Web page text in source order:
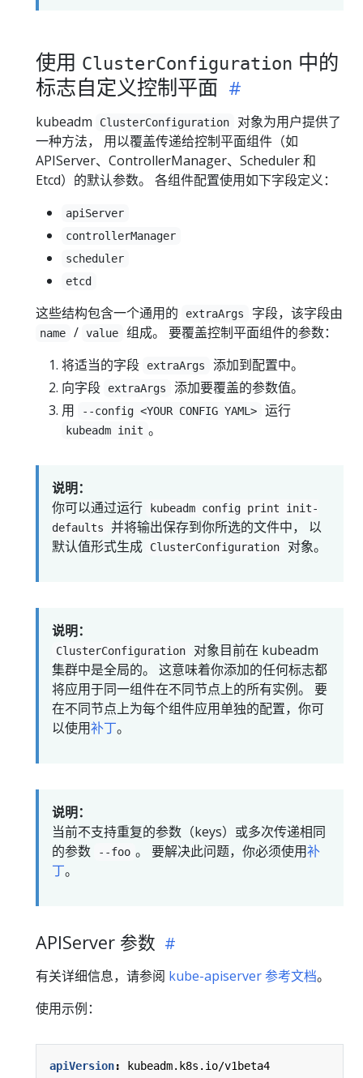
使用 ClusterConfiguration 中的
标志自定义控制平面
kubeadm ClusterConfiguration
对象为用户提供了
一种方法， 用以覆盖传递给控制平面组件（如
APIServer、ControllerManager、Scheduler 和
Etcd）的默认参数。 各组件配置使用如下字段定义：
apiServer
controllerManager
scheduler
etcd
这些结构包含一个通用的 extraArgs 字段，该字段由
name / value
组成。 要覆盖控制平面组件的参数：
将适当的字段
extraArgs
添加到配置中。
向字段
extraArgs
添加要覆盖的参数值。
用
--config <YOUR CONFIG YAML> 运行
kubeadm init 。
说明：
你可以通过运行
kubeadm config print init-
defaults
并将输出保存到你所选的文件中， 以
默认值形式生成
ClusterConfiguration 对象。
说明：
ClusterConfiguration
对象目前在 kubeadm
集群中是全局的。 这意味着你添加的任何标志都
将应用于同一组件在不同节点上的所有实例。 要
在不同节点上为每个组件应用单独的配置，你可
以使用补丁。
说明：
当前不支持重复的参数（keys）或多次传递相同
的参数
--foo 。 要解决此问题，你必须使用补
丁。
APIServer 参数
有关详细信息，请参阅 kube-apiserver 参考文档。
使用示例：
apiVersion:
kubeadm.k8s.io/v1beta4